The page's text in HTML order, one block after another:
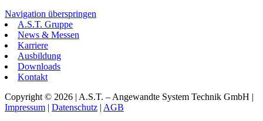
Navigation überspringen
A.S.T. Gruppe
News & Messen
Karriere
Ausbildung
Downloads
Kontakt
Copyright © 2026 | A.S.T. – Angewandte System Technik GmbH |
Impressum | Datenschutz | AGB